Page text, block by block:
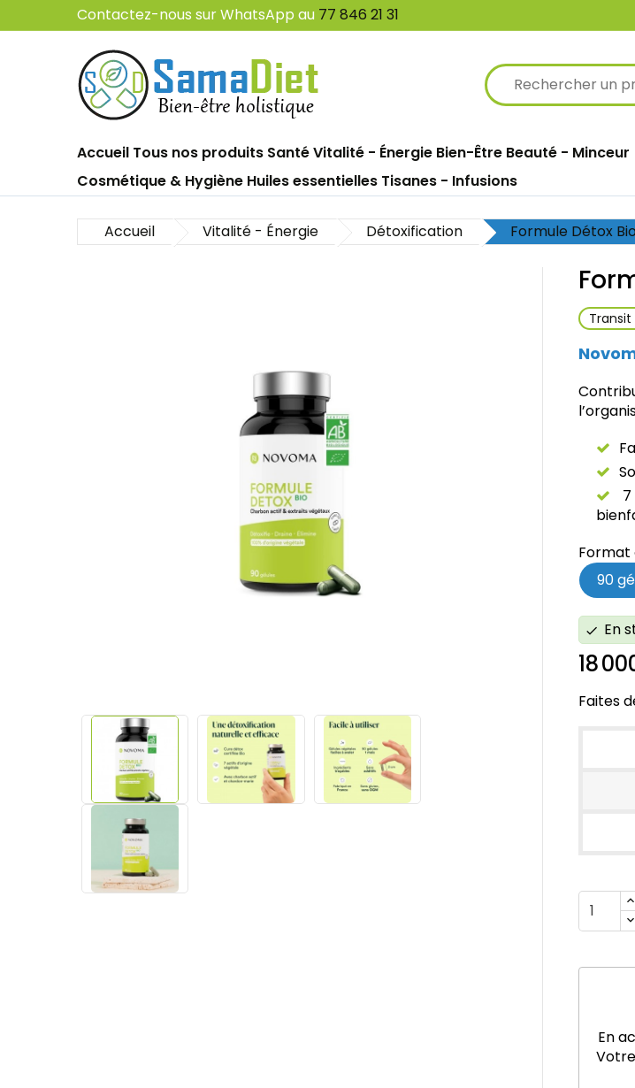
Contactez-nous sur WhatsApp au 77 846 21 31
Accueil Tous nos produits SantéVitalité - Énergie Bien-Être Beauté - Minceur
Cosmétique & Hygiène Huiles essentielles Tisanes - Infusions
Accueil Vitalité - Énergie Détoxification Formule Détox Bio

Format
90
check En
18
Faites
En